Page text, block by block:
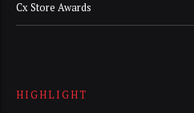
Cx Store Awards
HIGHLIGHT